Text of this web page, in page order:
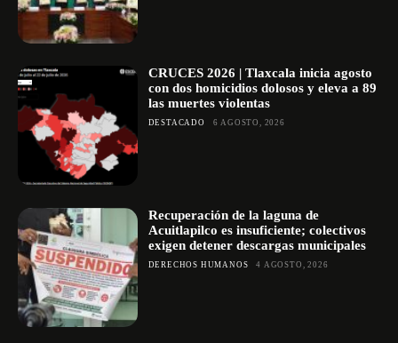
CRUCES 2026 | Tlaxcala inicia agosto
con dos homicidios dolosos y eleva a 89
las muertes violentas
DESTACADO 6 AGOSTO, 2026
Recuperación de la laguna de
Acuitlapilco es insuficiente; colectivos
exigen detener descargas municipales
DERECHOS HUMANOS 4 AGOSTO, 2026